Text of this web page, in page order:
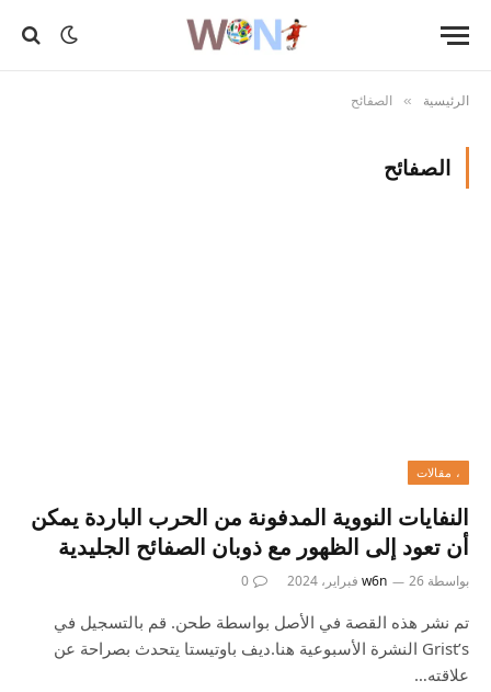
الرئيسية » الصفائح
الصفائح
، مقالات
النفايات النووية المدفونة من الحرب الباردة يمكن
أن تعود إلى الظهور مع ذوبان الصفائح الجليدية
بواسطة w6n 26 فبراير، 2024 0
تم نشر هذه القصة في الأصل بواسطة طحن. قم بالتسجيل في
Grist’s النشرة الأسبوعية هنا.ديف باوتيستا يتحدث بصراحة عن
علاقته…